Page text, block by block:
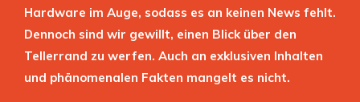
Hardware im Auge, sodass es an keinen News fehlt.
Dennoch sind wir gewillt, einen Blick über den
Tellerrand zu werfen. Auch an exklusiven Inhalten
und phänomenalen Fakten mangelt es nicht.